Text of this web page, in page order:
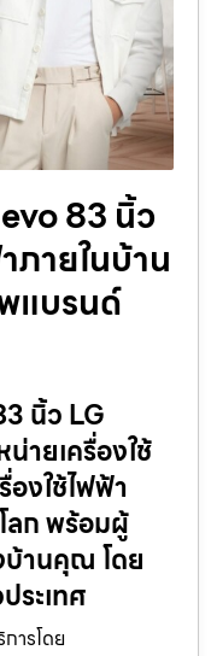
83 นิ้ว
ภายในบ้าน
แบรนด์
นิ้ว LG
ายเครื่องใช้
งใช้ไฟฟ้า
ลก พร้อมผู้
านคุณ โดย
ระเทศ
ารโดย